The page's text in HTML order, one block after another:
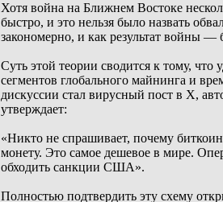
Хотя война на Ближнем Востоке
быстро, и это нельзя было назвать
закономерно, и как результат войны —
Суть этой теории сводится к тому,
сегментов глобального майнинга и
дискуссии стал вирусный пост в X,
утверждает:
«Никто не спрашивает, почему
монету. Это самое дешевое в мире.
обходить санкции США».
Полностью подтвердить эту схему